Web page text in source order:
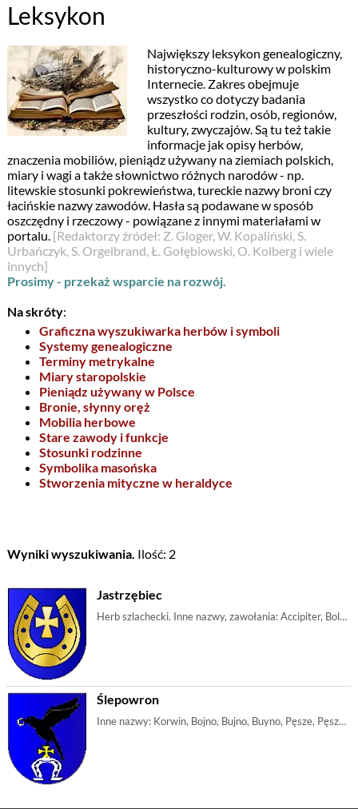
Leksykon
Największy leksykon genealogiczny,
historyczno-kulturowy w polskim
Internecie. Zakres obejmuje
wszystko co dotyczy badania
przeszłości rodzin, osób, regionów,
kultury, zwyczajów. Są tu też takie
informacje jak opisy herbów,
znaczenia mobiliów, pieniądz używany na ziemiach polskich,
miary i wagi a także słownictwo różnych narodów - np.
litewskie stosunki pokrewieństwa, tureckie nazwy broni czy
łacińskie nazwy zawodów. Hasła są podawane w sposób
oszczędny i rzeczowy - powiązane z innymi materiałami w
portalu. [Redaktorzy źródeł: Z. Gloger, W. Kopaliński, S.
Urbańczyk, S. Orgelbrand, Ł. Gołębiowski, O. Kolberg i wiele
innych]
Prosimy - przekaż wsparcie na rozwój.
Na skróty:
Graficzna wyszukiwarka herbów i symboli
Systemy genealogiczne
Terminy metrykalne
Miary staropolskie
Pieniądz używany w Polsce
Bronie, słynny oręż
Mobilia herbowe
Stare zawody i funkcje
Stosunki rodzinne
Symbolika masońska
Stworzenia mityczne w heraldyce
Wyniki wyszukiwania. Ilość: 2
Jastrzębiec
Herb szlachecki. Inne nazwy, zawołania: Accipiter, Bolesta, Boleścic, Jastrząb, Jastrząbek, Kamiona, Łzęka, Lubrza, Nagody, Nagórę, ZarazyW polu błęki | m_krzyżkotwica, m_krzyż, m_podkowa, m_krzykawalerski, m_błękit
Ślepowron
Inne nazwy: Korwin, Bojno, Bujno, Buyno, Pęsze, Pęszno, Ślepy wron, Milan, Szeptyc.Opis: W polu błękitnym podkowa srebrna barkiem do góry. Na szczyci | m_ptak, m_podkowa, m_krzyż, m_kruk, m_korwin, m_pierścień, kl_ptak, kl_kruk, m_błękit